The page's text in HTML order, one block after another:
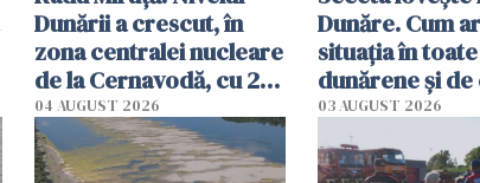
Dunării a crescut, în
zona centralei nucleare
de la Cernavodă, cu 2
cm faţă de ziua trecută
04 AUGUST 2026
Dunăre. Cum
situația în
dunărene și de
România
efectele, deși a
în iulie
03 AUGUST 2026